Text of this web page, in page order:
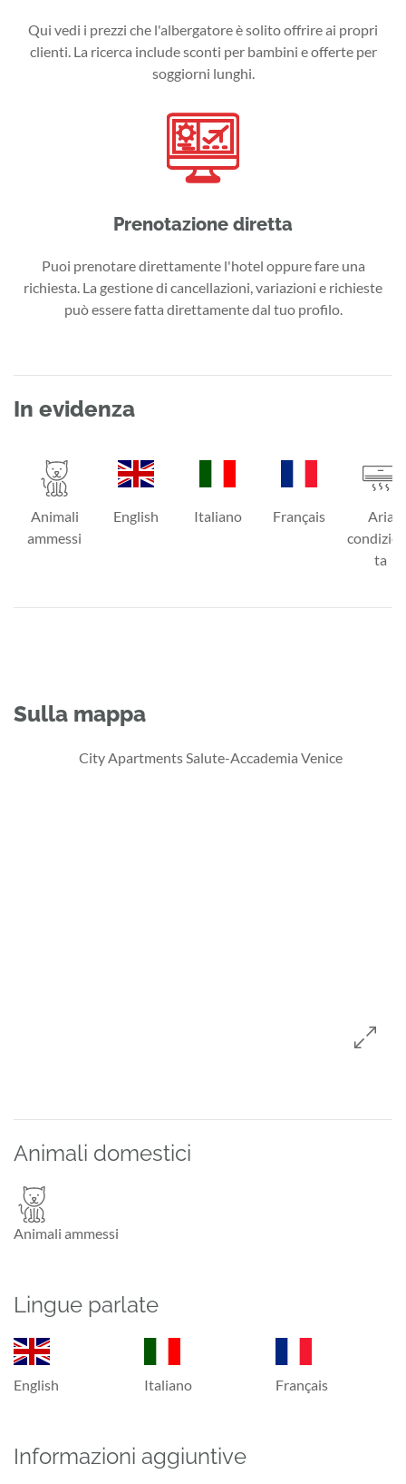
Qui vedi i prezzi che l'albergatore è solito offrire ai propri
clienti. La ricerca include sconti per bambini e offerte per
soggiorni lunghi.
Prenotazione diretta
Puoi prenotare direttamente l'hotel oppure fare una
richiesta. La gestione di cancellazioni, variazioni e richieste
può essere fatta direttamente dal tuo profilo.
In evidenza
Animali
ammessi
English Italiano Français
Aria
ta
Sulla mappa
Animali domestici
Animali ammessi
Lingue parlate
English Italiano Français
Informazioni aggiuntive